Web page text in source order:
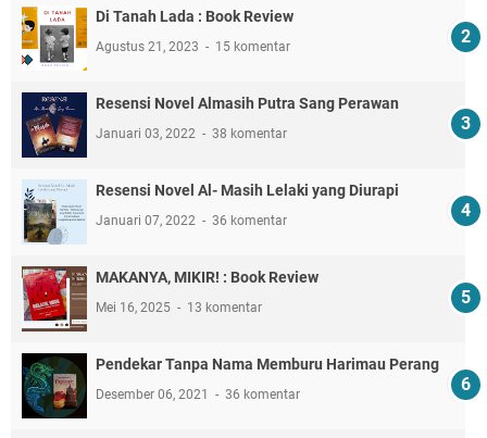
Di Tanah Lada : Book Review
Agustus 21, 2023 15 komentar
Resensi Novel Almasih Putra Sang Perawan
Januari 03, 2022 38 komentar
Resensi Novel Al- Masih Lelaki yang Diurapi
Januari 07, 2022 36 komentar
MAKANYA, MIKIR! : Book Review
Mei 16, 2025 13 komentar
Pendekar Tanpa Nama Memburu Harimau Perang
Desember 06, 2021 36 komentar